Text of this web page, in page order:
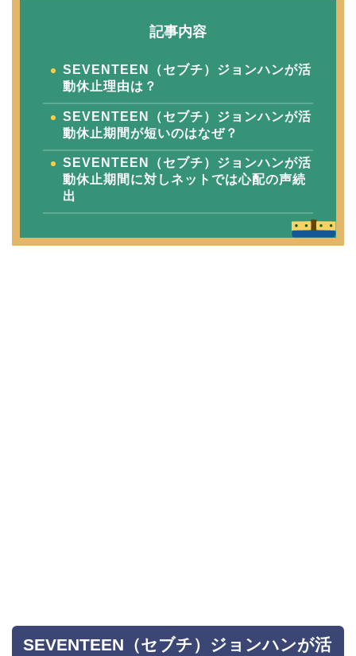
記事内容
SEVENTEEN（セブチ）ジョンハンが活
動休止理由は？
SEVENTEEN（セブチ）ジョンハンが活
動休止期間が短いのはなぜ？
SEVENTEEN（セブチ）ジョンハンが活
動休止期間に対しネットでは心配の声続
出
SEVENTEEN（セブチ）ジョンハンが活